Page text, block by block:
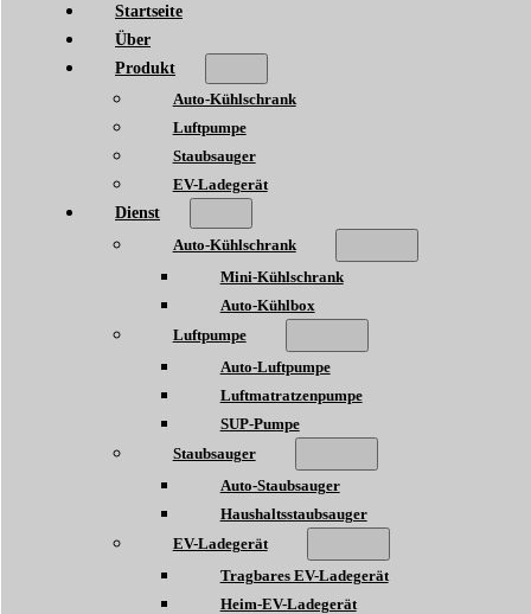
Startseite
Über
Produkt
Auto-Kühlschrank
Luftpumpe
Staubsauger
EV-Ladegerät
Dienst
Auto-Kühlschrank
Mini-Kühlschrank
Auto-Kühlbox
Luftpumpe
Auto-Luftpumpe
Luftmatratzenpumpe
SUP-Pumpe
Staubsauger
Auto-Staubsauger
Haushaltsstaubsauger
EV-Ladegerät
Tragbares EV-Ladegerät
Heim-EV-Ladegerät